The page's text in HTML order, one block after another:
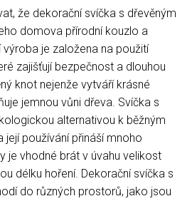
že dekorační svíčka s dřevěným
domova přírodní kouzlo a
je založena na použití
zajišťují bezpečnost a dlouhou
knot nejenže vytváří krásné
jemnou vůni dřeva. Svíčka s
alternativou k běžným
používání přináší mnoho
je vhodné brát v úvahu velikost
délku hoření. Dekorační svíčka s
do různých prostorů, jako jsou